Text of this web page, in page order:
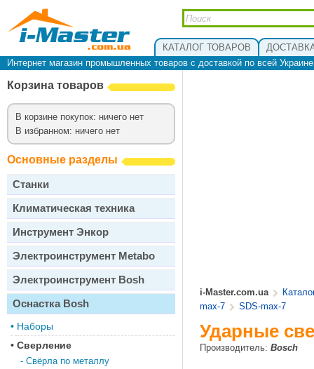
КАТАЛОГ ТОВАРОВ
Интернет магазин промышленных товаров с доставкой по всей
Корзина товаров
В корзине покупок: ничего нет
В избранном: ничего нет
Основные разделы
Станки
Климатическая техника
Инструмент Энкор
Электроинструмент Metabo
Электроинструмент Bosh
Оснастка Bosh
• Наборы
• Сверление
- Свёрла по металлу
i-Master.com.ua
max-7
SDS-max-7
Ударные
Производитель: Bosch